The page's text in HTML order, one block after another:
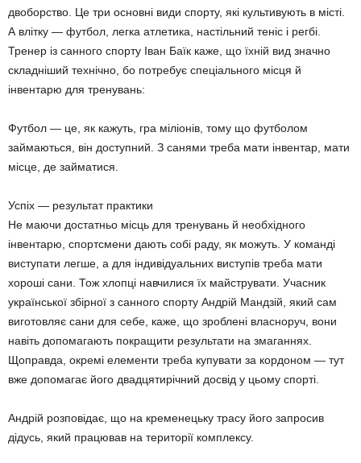
двоборство. Це три основні види спорту, які культивують в місті.
А влітку — футбол, легка атлетика, настільний теніс і регбі.
Тренер із санного спорту Іван Баїк каже, що їхній вид значно
складніший технічно, бо потребує спеціального місця й
інвентарю для тренувань:
Футбол — це, як кажуть, гра міліонів, тому що футболом
займаються, він доступний. З санями треба мати інвентар, мати
місце, де займатися.
Успіх — результат практики
Не маючи достатньо місць для тренувань й необхідного
інвентарю, спортсмени дають собі раду, як можуть. У команді
виступати легше, а для індивідуальних виступів треба мати
хороші сани. Тож хлопці навчилися їх майструвати. Учасник
української збірної з санного спорту Андрій Мандзій, який сам
виготовляє сани для себе, каже, що зроблені власноруч, вони
навіть допомагають покращити результати на змаганнях.
Щоправда, окремі елементи треба купувати за кордоном — тут
вже допомагає його двадцятирічний досвід у цьому спорті.
Андрій розповідає, що на кременецьку трасу його запросив
дідусь, який працював на території комплексу.